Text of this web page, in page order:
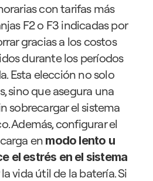
con tarifas más
F2 o F3 indicadas por
gracias a los costos
durante los períodos
Esta elección no solo
sino que asegura una
sobrecargar el sistema
Además, configurar el
en modo lento u
el estrés en el sistema
vida útil de la batería. Si